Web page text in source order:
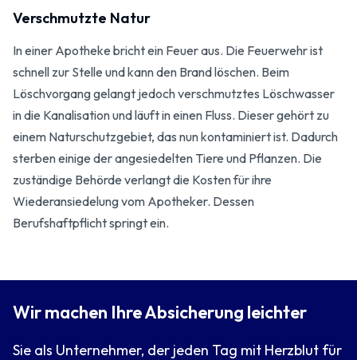
Verschmutzte Natur
In einer Apotheke bricht ein Feuer aus. Die Feuerwehr ist
schnell zur Stelle und kann den Brand löschen. Beim
Löschvorgang gelangt jedoch verschmutztes Lösch­wasser
in die Kanalisation und läuft in einen Fluss. Dieser gehört zu
einem Natur­schutz­gebiet, das nun kontaminiert ist. Dadurch
sterben einige der angesiedelten Tiere und Pflanzen. Die
zuständige Behörde verlangt die Kosten für ihre
Wiederansiedelung vom Apotheker. Dessen
Berufshaftpflicht springt ein.
Wir machen Ihre Absicherung leichter
Sie als Unternehmer, der jeden Tag mit Herzblut für